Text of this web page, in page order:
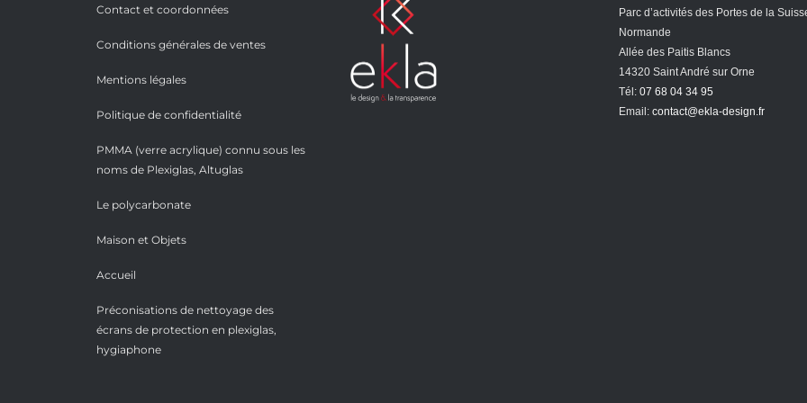
Contact et coordonnées
Conditions générales de ventes
Mentions légales
Politique de confidentialité
PMMA (verre acrylique) connu sous les
noms de Plexiglas, Altuglas
Le polycarbonate
Maison et Objets
Accueil
Préconisations de nettoyage des
écrans de protection en plexiglas,
hygiaphone
Parc d’activités des Portes de la
Normande
Allée des Paitis Blancs
14320 Saint André sur Orne
Tél: 07 68 04 34 95
Email: contact@ekla-design.fr